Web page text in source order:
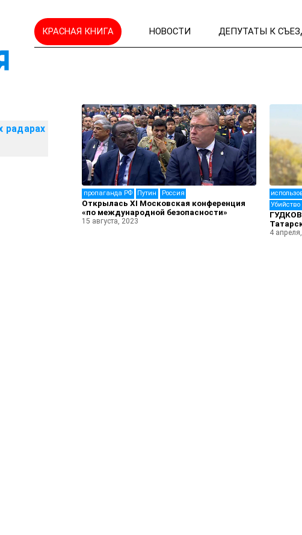
КРАСНАЯ КНИГА НОВОСТИ ДЕПУТАТЫ К
радарах
пропаганда РФ Путин Россия
Открылась XI Московская конференция
«по международной безопасности»
15 августа, 2023
Убийство
4